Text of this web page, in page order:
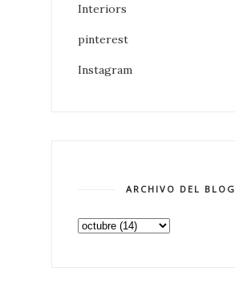
Interiors
pinterest
Instagram
ARCHIVO DEL BLOG